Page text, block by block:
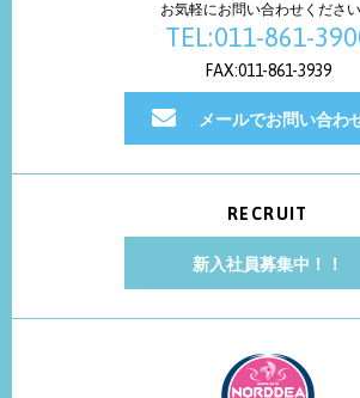
お気軽にお問い合わせください
TEL:011-861-
FAX:011-861-3939
メールでお問い合わ
RECRUIT
新入社員募集中！！